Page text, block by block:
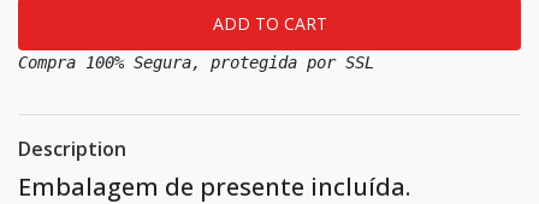
Compra 100% Segura, protegida por SSL
Description
Embalagem de presente incluída.